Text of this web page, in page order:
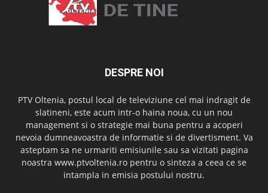
DESPRE NOI
PTV Oltenia, postul local de televiziune cel mai indragit de
slatineni, este acum intr-o haina noua, cu un nou
management si o strategie mai buna pentru a acoperi
nevoia dumneavoastra de informatie si de divertisment. Va
asteptam sa ne urmariti emisiunile sau sa vizitati pagina
noastra www.ptvoltenia.ro pentru o sinteza a ceea ce se
intampla in emisia postului nostru.